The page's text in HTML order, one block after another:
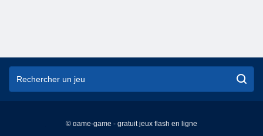
© game-game - gratuit jeux flash en ligne